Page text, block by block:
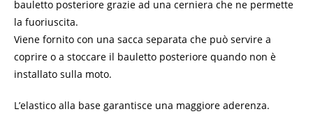
bauletto posteriore grazie ad una cerniera che ne permette
la fuoriuscita.
Viene fornito con una sacca separata che può servire a
coprire o a stoccare il bauletto posteriore quando non è
installato sulla moto.
L’elastico alla base garantisce una maggiore aderenza.